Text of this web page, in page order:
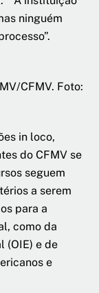
ninguém
CFMV. Foto:
in loco,
do CFMV se
seguem
a serem
para a
como da
(OIE) e de
e